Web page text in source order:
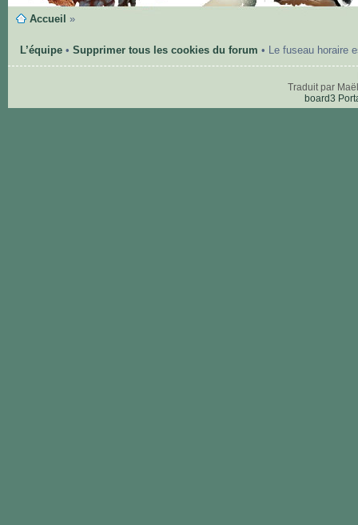
Accueil »
L’équipe• Supprimer tous les cookies du forum • Le fuseau horaire
Traduit par
board3